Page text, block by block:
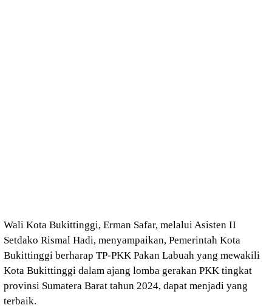
Wali Kota Bukittinggi, Erman Safar, melalui Asisten II
Setdako Rismal Hadi, menyampaikan, Pemerintah Kota
Bukittinggi berharap TP-PKK Pakan Labuah yang mewakili
Kota Bukittinggi dalam ajang lomba gerakan PKK tingkat
provinsi Sumatera Barat tahun 2024, dapat menjadi yang
terbaik.